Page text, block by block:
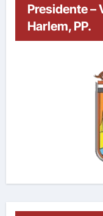
Presidente –
Harlem, PP.